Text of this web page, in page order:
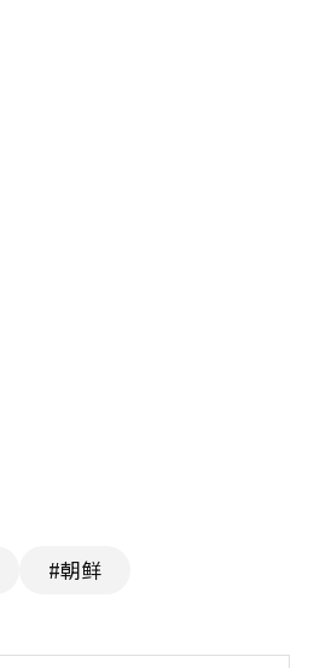
#朝鲜